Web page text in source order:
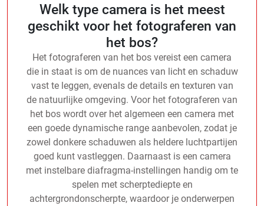
Welk type camera is het meest
geschikt voor het fotograferen van
het bos?
Het fotograferen van het bos vereist een camera
die in staat is om de nuances van licht en schaduw
vast te leggen, evenals de details en texturen van
de natuurlijke omgeving. Voor het fotograferen van
het bos wordt over het algemeen een camera met
een goede dynamische range aanbevolen, zodat je
zowel donkere schaduwen als heldere luchtpartijen
goed kunt vastleggen. Daarnaast is een camera
met instelbare diafragma-instellingen handig om te
spelen met scherptediepte en
achtergrondonscherpte, waardoor je onderwerpen